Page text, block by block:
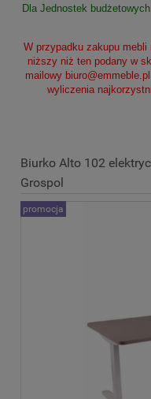
Dla Jednostek
W przypadku zakupu
niższy niż ten podany w
mailowy biuro@emmeble.pl
wyliczenia
Biurko Alto 102
Grospol
promocja